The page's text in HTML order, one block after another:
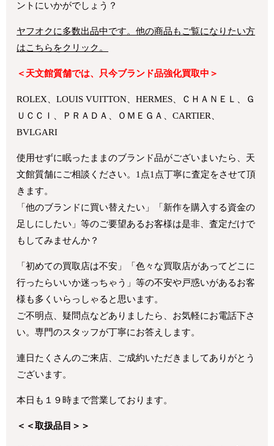
ントにいかがでしょう？
ヤフオクに多数出品中です。他の商品もご覧になりたい方
はこちらをクリック。
＜天文館質舗では、只今ブランド品強化買取中＞
ROLEX、LOUIS VUITTON、HERMES、ＣＨＡＮＥＬ、Ｇ
ＵＣＣＩ、ＰＲＡＤＡ、ＯＭＥＧＡ、CARTIER、
BVLGARI
使用せずに眠ったままのブランド品がございまいたら、天
文館質舗にご相談ください。1点1点丁寧に査定をさせて頂
きます。
「他のブランドに買い替えたい」「新作を購入する資金の
足しにしたい」等のご要望あるお客様は是非、査定だけで
もしてみませんか？
「初めての買取店は不安」「色々な買取店があってどこに
行ったらいいか迷っちゃう」等の不安や戸惑いがあるお客
様も多くいらっしゃると思います。
ご不明点、疑問点などありましたら、お気軽にお電話下さ
い。専門のスタッフが丁寧にお答えします。
連日たくさんのご来店、ご成約いただきましてありがとう
ございます。
本日も１９時まで営業しております。
＜＜取扱品目＞＞